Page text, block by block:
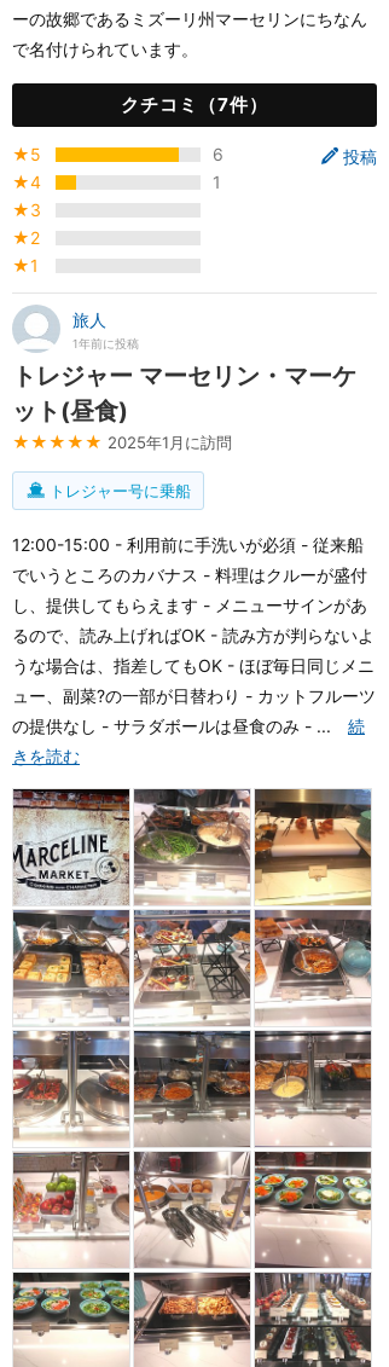
ーの故郷であるミズーリ州マーセリンにちなん
で名付けられています。
クチコミ（7件）
投稿
★5
6
★4
1
★3
★2
★1
旅人
1年前に投稿
トレジャー マーセリン・マーケ
ット(昼食)
★★★★★ 2025年1月に訪問
トレジャー号に乗船
12:00-15:00 - 利用前に手洗いが必須 - 従来船
でいうところのカバナス - 料理はクルーが盛付
し、提供してもらえます - メニューサインがあ
るので、読み上げればOK - 読み方が判らないよ
うな場合は、指差してもOK - ほぼ毎日同じメニ
ュー、副菜?の一部が日替わり - カットフルーツ
の提供なし - サラダボールは昼食のみ - ... 続
きを読む